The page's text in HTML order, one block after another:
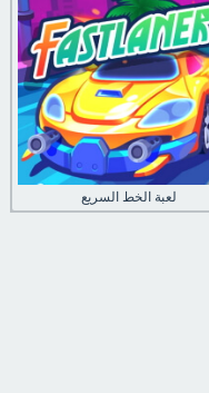
لعبة الخط السريع